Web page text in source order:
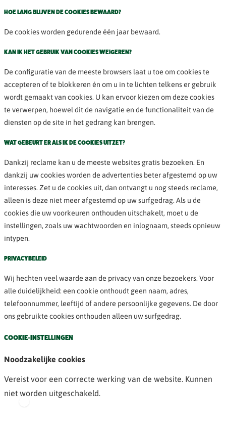
HOE LANG BLIJVEN DE COOKIES BEWAARD?
De cookies worden gedurende één jaar bewaard.
KAN IK HET GEBRUIK VAN COOKIES WEIGEREN?
De configuratie van de meeste browsers laat u toe om cookies te
accepteren of te blokkeren én om u in te lichten telkens er gebruik
wordt gemaakt van cookies. U kan ervoor kiezen om deze cookies
te verwerpen, hoewel dit de navigatie en de functionaliteit van de
diensten op de site in het gedrang kan brengen.
WAT GEBEURT ER ALS IK DE COOKIES UITZET?
Dankzij reclame kan u de meeste websites gratis bezoeken. En
dankzij uw cookies worden de advertenties beter afgestemd op uw
interesses. Zet u de cookies uit, dan ontvangt u nog steeds reclame,
alleen is deze niet meer afgestemd op uw surfgedrag. Als u de
cookies die uw voorkeuren onthouden uitschakelt, moet u de
instellingen, zoals uw wachtwoorden en inlognaam, steeds opnieuw
intypen.
PRIVACYBELEID
Wij hechten veel waarde aan de privacy van onze bezoekers. Voor
alle duidelijkheid: een cookie onthoudt geen naam, adres,
telefoonnummer, leeftijd of andere persoonlijke gegevens. De door
ons gebruikte cookies onthouden alleen uw surfgedrag.
COOKIE-INSTELLINGEN
Noodzakelijke cookies
Vereist voor een correcte werking van de website. Kunnen
niet worden uitgeschakeld.